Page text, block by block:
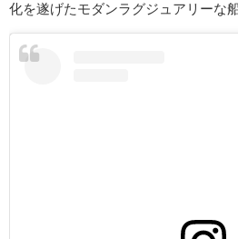
化を遂げたモダンラグジュアリーな